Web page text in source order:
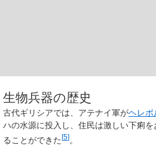
生物兵器の歴史
古代ギリシアでは、アテナイ軍がヘレボ
ハの水源に投入し、住民は激しい下痢
ることができた [5] 。